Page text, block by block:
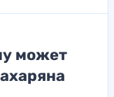
может